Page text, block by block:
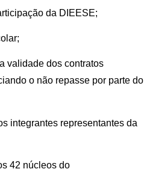
da DIEESE;
validade dos contratos
o não repasse por parte do
integrantes representantes da
42 núcleos do